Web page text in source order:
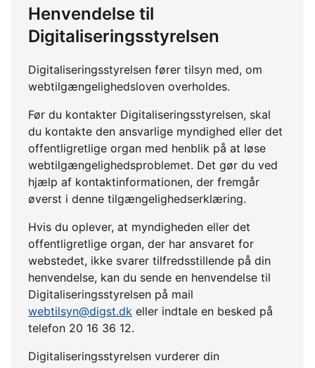
Henvendelse til
Digitaliseringsstyrelsen
Digitaliseringsstyrelsen fører tilsyn med, om
webtilgængelighedsloven overholdes.
Før du kontakter Digitaliseringsstyrelsen, skal
du kontakte den ansvarlige myndighed eller det
offentligretlige organ med henblik på at løse
webtilgængelighedsproblemet. Det gør du ved
hjælp af kontaktinformationen, der fremgår
øverst i denne tilgængelighedserklæring.
Hvis du oplever, at myndigheden eller det
offentligretlige organ, der har ansvaret for
webstedet, ikke svarer tilfredsstillende på din
henvendelse, kan du sende en henvendelse til
Digitaliseringsstyrelsen på mail
webtilsyn@digst.dk eller indtale en besked på
telefon 20 16 36 12.
Digitaliseringsstyrelsen vurderer din